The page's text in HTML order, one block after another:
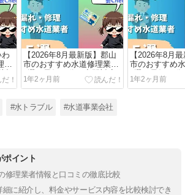
わ
業
【2026年8月最新版】郡山
市のおすすめ水道修理業者
4選！最短20分＆夜間対応
もOK！
1年2ヶ月前
【2026年8月
市のおすすめ
4選！最短20
もOK！
1年2ヶ月前
#水トラブル #水道事業会社
ポイント
修理業者情報と口コミの徹底比較
に紹介し、料金やサービス内容を比較検討でき